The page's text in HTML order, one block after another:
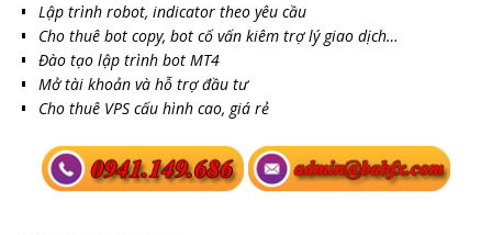
Lập trình robot, indicator theo yêu cầu
Cho thuê bot copy, bot cố vấn kiêm trợ lý giao dịch…
Đào tạo lập trình bot MT4
Mở tài khoản và hỗ trợ đầu tư
Cho thuê VPS cấu hình cao, giá rẻ